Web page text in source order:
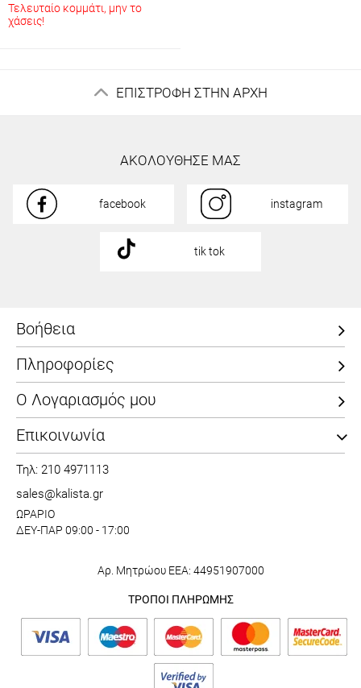
Τελευταίο κομμάτι, μην το
χάσεις!
ΕΠΙΣΤΡΟΦΗ ΣΤΗΝ ΑΡΧΗ
ΑΚΟΛΟΥΘΗΣΕ ΜΑΣ
facebook instagram
tik tok
Βοήθεια
Πληροφορίες
Ο Λογαριασμός μου
Επικοινωνία
Τηλ: 210 4971113
sales@kalista.gr
ΩΡΑΡΙΟ
ΔΕΥ-ΠΑΡ 09:00 - 17:00
Αρ. Μητρώου ΕΕΑ: 44951907000
ΤΡΟΠΟΙ ΠΛΗΡΩΜΗΣ